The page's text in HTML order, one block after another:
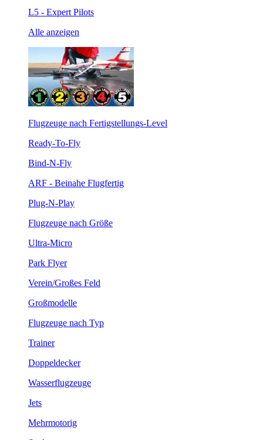
L5 - Expert Pilots
Alle anzeigen
Flugzeuge nach Fertigstellungs-Level
Ready-To-Fly
Bind-N-Fly
ARF - Beinahe Flugfertig
Plug-N-Play
Flugzeuge nach Größe
Ultra-Micro
Park Flyer
Verein/Großes Feld
Großmodelle
Flugzeuge nach Typ
Trainer
Doppeldecker
Wasserflugzeuge
Jets
Mehrmotorig